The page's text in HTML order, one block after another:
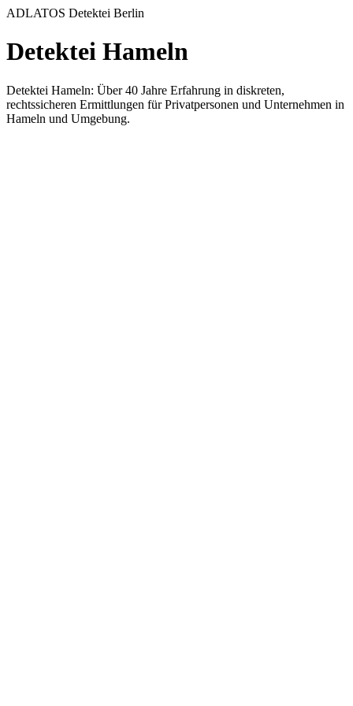
ADLATOS Detektei Berlin
Detektei Hameln
Detektei Hameln: Über 40 Jahre Erfahrung in diskreten,
rechtssicheren Ermittlungen für Privatpersonen und Unternehmen in
Hameln und Umgebung.